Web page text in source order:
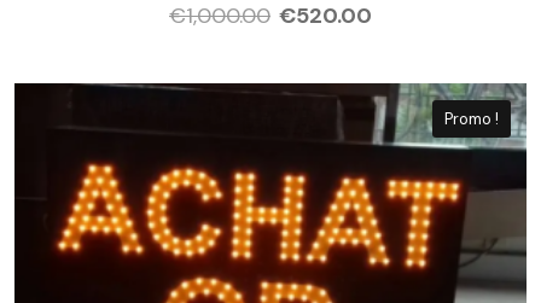
€1,000.00 €520.00
Promo !